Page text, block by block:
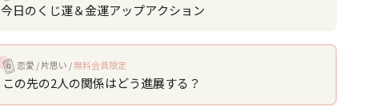
今日のくじ運＆金運アップアクション
恋愛 片思い 無料会員限定
この先の2人の関係はどう進展する？